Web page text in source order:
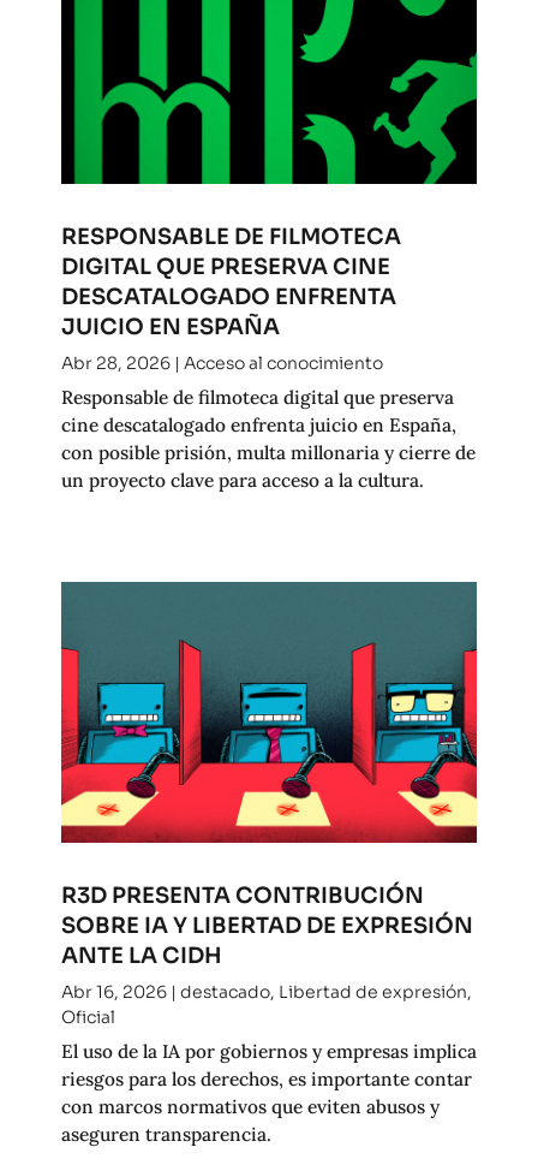
RESPONSABLE DE FILMOTECA
DIGITAL QUE PRESERVA CINE
DESCATALOGADO ENFRENTA
JUICIO EN ESPAÑA
Abr 28, 2026| Acceso al conocimiento
Responsable de filmoteca digital que preserva
cine descatalogado enfrenta juicio en España,
con posible prisión, multa millonaria y cierre de
un proyecto clave para acceso a la cultura.
R3D PRESENTA CONTRIBUCIÓN
SOBRE IA Y LIBERTAD DE EXPRESIÓN
ANTE LA CIDH
Abr 16, 2026| destacado, Libertad de expresión,
Oficial
El uso de la IA por gobiernos y empresas implica
riesgos para los derechos, es importante contar
con marcos normativos que eviten abusos y
aseguren transparencia.